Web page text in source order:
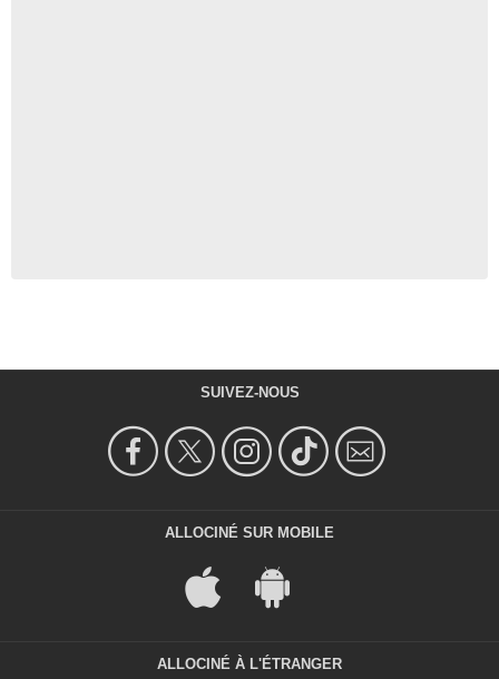
SUIVEZ-NOUS
ALLOCINÉ SUR MOBILE
ALLOCINÉ À L'ÉTRANGER